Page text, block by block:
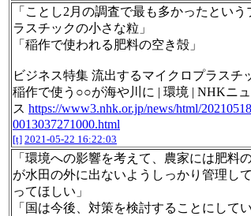
「ことし2月の調査で最も多かったという
ラスチックの小さな粒」
「稲作で使われる肥料の空き殻」
ビジネス特集 流出するマイクロプラスチ
稲作で使う○○が海や川に | 環境 | NHKニ
ス https://www3.nhk.or.jp/news/html/
0013037271000.html
[t] 2021-05-22 16:22:03
「環境への影響を考えて、農家には肥料
が水田の外に出ないようしっかり管理し
ってほしい」
「国は今後、対策を検討することにしてい